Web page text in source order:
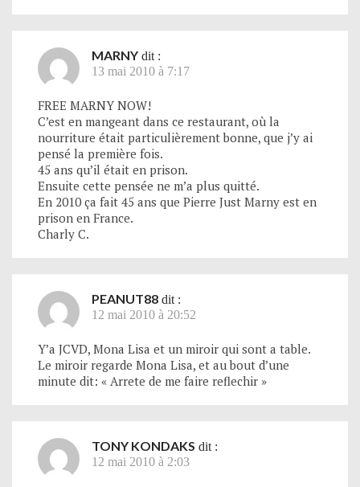
MARNY dit :
13 mai 2010 à 7:17
FREE MARNY NOW!
C’est en mangeant dans ce restaurant, où la
nourriture était particulièrement bonne, que j’y ai
pensé la première fois.
45 ans qu’il était en prison.
Ensuite cette pensée ne m’a plus quitté.
En 2010 ça fait 45 ans que Pierre Just Marny est en
prison en France.
Charly C.
PEANUT88 dit :
12 mai 2010 à 20:52
Y’a JCVD, Mona Lisa et un miroir qui sont a table.
Le miroir regarde Mona Lisa, et au bout d’une
minute dit: « Arrete de me faire reflechir »
TONY KONDAKS dit :
12 mai 2010 à 2:03